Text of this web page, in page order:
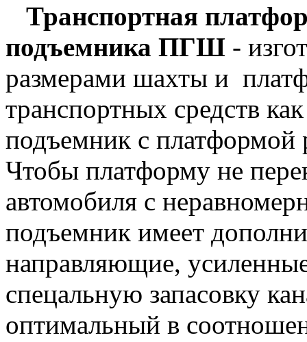
Транспортная
подъемника ПГШ -
размерами шахты и
транспортных средств
подъемник с платформой
Чтобы платформу не
автомобиля с
подъемник имеет
направляющие,
спецальную запасовку
оптимальный в